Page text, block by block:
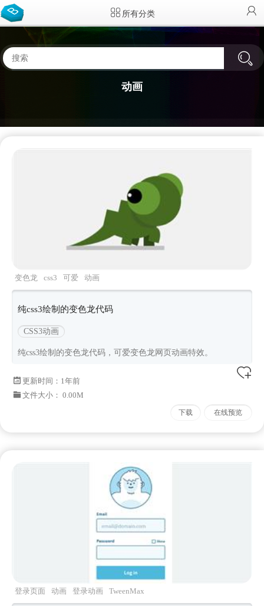
所有分类
动画
变色龙 css3 可爱 动画
纯css3绘制的变色龙代码
CSS3动画
纯css3绘制的变色龙代码，可爱变色龙网页动画特效。
更新时间： 1年前
文件大小： 0.00M
下载 在线预览
登录页面 动画 登录动画 TweenMax